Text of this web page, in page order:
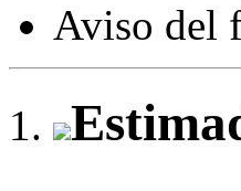
Aviso del